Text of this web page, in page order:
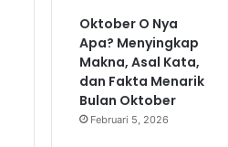
Oktober O Nya
Apa? Menyingkap
Makna, Asal Kata,
dan Fakta Menarik
Bulan Oktober
Februari 5, 2026